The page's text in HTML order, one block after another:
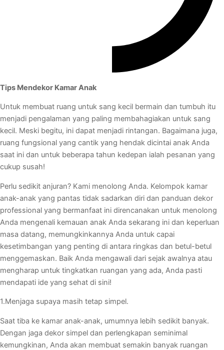
Tips Mendekor Kamar Anak
Untuk membuat ruang untuk sang kecil bermain dan tumbuh itu
menjadi pengalaman yang paling membahagiakan untuk sang
kecil. Meski begitu, ini dapat menjadi rintangan. Bagaimana juga,
ruang fungsional yang cantik yang hendak dicintai anak Anda
saat ini dan untuk beberapa tahun kedepan ialah pesanan yang
cukup susah!
Perlu sedikit anjuran? Kami menolong Anda. Kelompok kamar
anak-anak yang pantas tidak sadarkan diri dan panduan dekor
professional yang bermanfaat ini direncanakan untuk menolong
Anda mengenali kemauan anak Anda sekarang ini dan keperluan
masa datang, memungkinkannya Anda untuk capai
kesetimbangan yang penting di antara ringkas dan betul-betul
menggemaskan. Baik Anda mengawali dari sejak awalnya atau
mengharap untuk tingkatkan ruangan yang ada, Anda pasti
mendapati ide yang sehat di sini!
1.Menjaga supaya masih tetap simpel.
Saat tiba ke kamar anak-anak, umumnya lebih sedikit banyak.
Dengan jaga dekor simpel dan perlengkapan seminimal
kemungkinan, Anda akan membuat semakin banyak ruangan